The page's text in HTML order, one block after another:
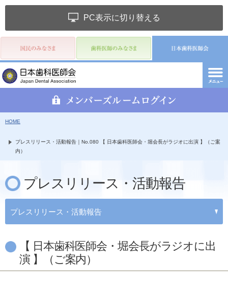
PC表示に切り替える
HOME
プレスリリース・活動報告｜No.080 【 日本歯科医師会・堀会長がラジオに出演 】（ご案
内）
プレスリリース・活動報告
プレスリリース・活動報告
【 日本歯科医師会・堀会長がラジオに出
演 】（ご案内）